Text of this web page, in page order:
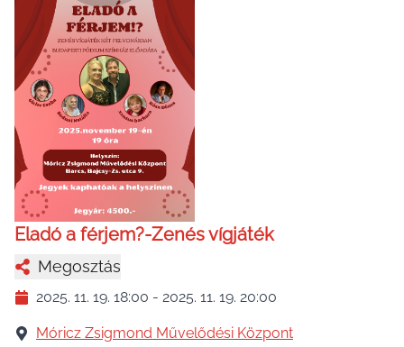
Eladó a férjem?-Zenés vígjáték
Megosztás
2025. 11. 19. 18:00 - 2025. 11. 19. 20:00
Móricz Zsigmond Művelődési Központ